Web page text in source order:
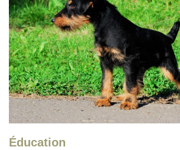
Éducation